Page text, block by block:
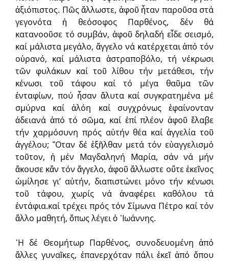
ἀξιόπιστος. Πῶς ἄλλωστε, ἀφοῦ ἦταν παροῦσα στά
γεγονότα ἡ θεόσοφος Παρθένος, δέν θά
κατανοοῦσε τό συμβάν, ἀφοῦ δηλαδή εἶδε σεισμό,
καί μάλιστα μεγάλο, ἄγγελο νά κατέρχεται ἀπό τόν
οὐρανό, καί μάλιστα ἀστραποβόλο, τή νέκρωσι
τῶν φυλάκων καί τοῦ λίθου τήν μετάθεσι, τήν
κένωσι τοῦ τάφου καί τό μέγα θαῦμα τῶν
ἐνταφίων, πού ἦσαν ἄλυτα καί συγκρατημένα μέ
σμύρνα καί ἀλόη καί συγχρόνως ἐφαίνονταν
ἀδειανά ἀπό τό σῶμα, καί ἐπί πλέον ἀφοῦ ἔλαβε
τήν χαρμόσυνη πρός αὐτήν θέα καί ἀγγελία τοῦ
ἀγγέλου; ῞Οταν δέ ἐξῆλθαν μετά τόν εὐαγγελισμό
τοῦτον, ἡ μέν Μαγδαληνή Μαρία, σάν νά μήν
ἄκουσε κἄν τόν ἄγγελο, ἀφοῦ ἄλλωστε οὔτε ἐκεῖνος
ὡμίλησε γι’ αὐτήν, διαπιστώνει μόνο τήν κένωσι
τοῦ τάφου, χωρίς νά ἀναφέρει καθόλου τά
ἐντάφια.καί τρέχει πρός τόν Σίμωνα Πέτρο καί τόν
ἄλλο μαθητή, ὅπως λέγει ὁ ᾿Ιωάννης.
῾Η δέ Θεομήτωρ Παρθένος, συνοδευομένη ἀπό
ἄλλες γυναῖκες, ἐπανερχόταν πάλι ἐκεῖ ἀπό ὅπου